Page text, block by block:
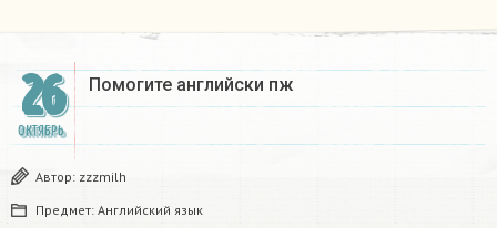
26
ОКТЯБРЬ
Помогите английски пж
Автор: zzzmilh
Предмет: Английский язык